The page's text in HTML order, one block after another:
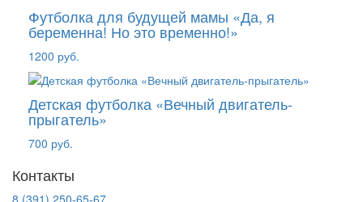
Футболка для будущей мамы «Да, я
беременна! Но это временно!»
1200 руб.
Детская футболка «Вечный двигатель-
прыгатель»
700 руб.
Контакты
8 (391) 250-65-67